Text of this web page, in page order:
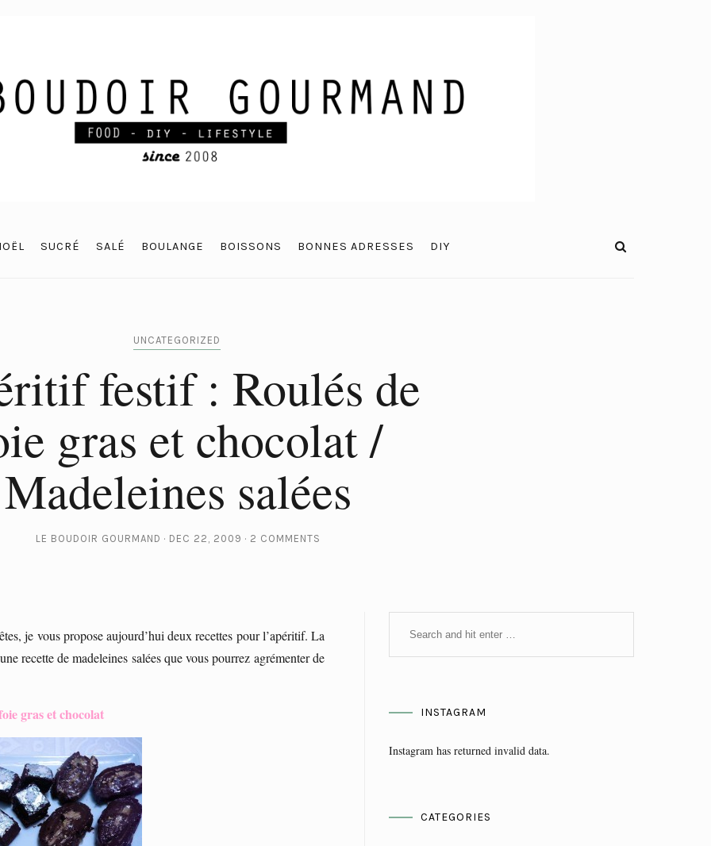
SUCRÉ SALÉ BOULANGE BOISSONS BONNES ADRESSES DIY
UNCATEGORIZED
festif : Roulés de
gras et chocolat /
Madeleines salées
LE BOUDOIR GOURMAND DEC 22, 2009 2 COMMENTS
je vous propose aujourd’hui deux recettes pour l’apéritif. La
recette de madeleines salées que vous pourrez agrémenter de
gras et chocolat INSTAGRAM
Instagram has returned invalid data.
CATEGORIES